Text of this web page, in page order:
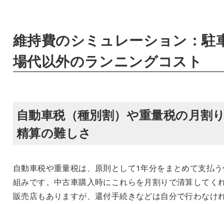
維持費のシミュレーション：駐
場代以外のランニングコスト
自動車税（種別割）や重量税の月割
精算の難しさ
自動車税や重量税は、原則として1年分をまとめて支払
組みです。中古車購入時にこれらを月割りで清算してく
販売店もありますが、還付手続きなどは自分で行わなけ